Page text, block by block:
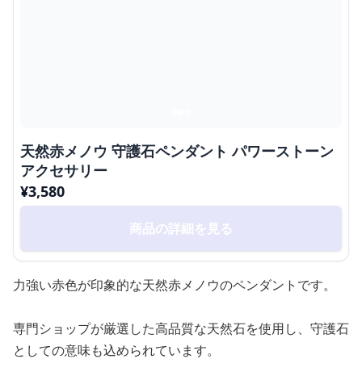
天然赤メノウ 守護石ペンダント パワーストーン
アクセサリー
¥3,580
商品の詳細を見る
力強い赤色が印象的な天然赤メノウのペンダントです。
専門ショップが厳選した高品質な天然石を使用し、守護石
としての意味も込められています。